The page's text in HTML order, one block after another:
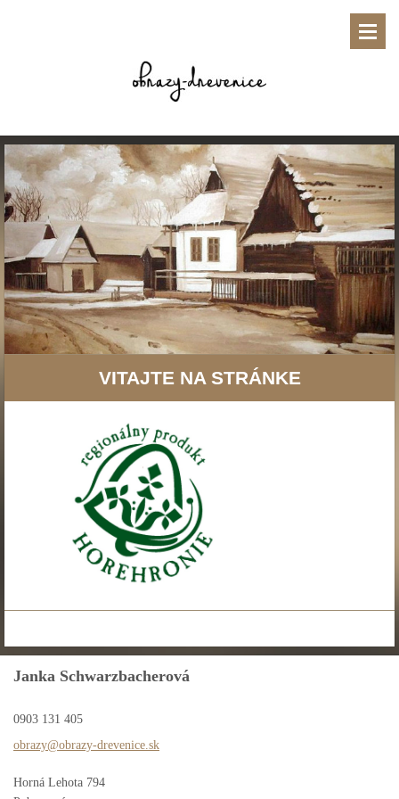
VITAJTE NA STRÁNKE
Janka Schwarzbacherová
0903 131 405
obrazy@obrazy-drevenice. sk
Horná Lehota 794